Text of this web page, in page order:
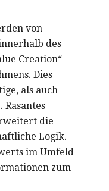
von
des
Creation“
Dies
als auch
die
Logik.
im Umfeld
zum